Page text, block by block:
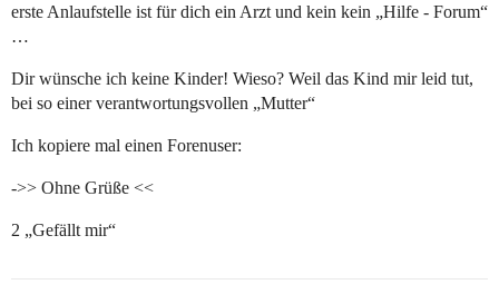
erste Anlaufstelle ist für dich ein Arzt und kein kein „Hilfe - Forum“
…
Dir wünsche ich keine Kinder! Wieso? Weil das Kind mir leid tut,
bei so einer verantwortungsvollen „Mutter“
Ich kopiere mal einen Forenuser:
->> Ohne Grüße <<
2 „Gefällt mir“